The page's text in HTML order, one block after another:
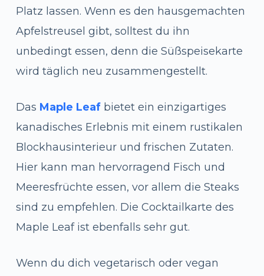
Platz lassen. Wenn es den hausgemachten
Apfelstreusel gibt, solltest du ihn
unbedingt essen, denn die Süßspeisekarte
wird täglich neu zusammengestellt.
Das Maple Leafbietet ein einzigartiges
kanadisches Erlebnis mit einem rustikalen
Blockhausinterieur und frischen Zutaten.
Hier kann man hervorragend Fisch und
Meeresfrüchte essen, vor allem die Steaks
sind zu empfehlen. Die Cocktailkarte des
Maple Leaf ist ebenfalls sehr gut.
Wenn du dich vegetarisch oder vegan